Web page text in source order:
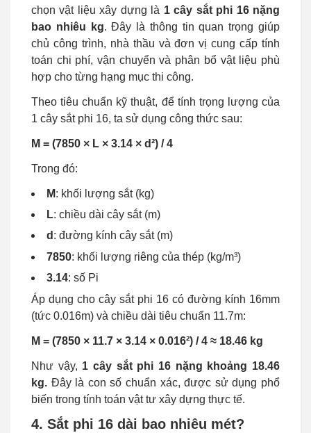
chọn vật liệu xây dựng là 1 cây sắt phi 16 nặng
bao nhiêu kg. Đây là thông tin quan trọng giúp
chủ công trình, nhà thầu và đơn vị cung cấp tính
toán chi phí, vận chuyển và phân bổ vật liệu phù
hợp cho từng hạng mục thi công.
Theo tiêu chuẩn kỹ thuật, để tính trọng lượng của
1 cây sắt phi 16, ta sử dụng công thức sau:
M = (7850 × L × 3.14 × d²) / 4
Trong đó:
M: khối lượng sắt (kg)
L: chiều dài cây sắt (m)
d : đường kính cây sắt (m)
7850: khối lượng riêng của thép (kg/m³)
3.14: số Pi
Áp dụng cho cây sắt phi 16 có đường kính 16mm
(tức 0.016m) và chiều dài tiêu chuẩn 11.7m:
M = (7850 × 11.7 × 3.14 × 0.016²) / 4 ≈ 18.46 kg
Như vậy, 1 cây sắt phi 16 nặng khoảng 18.46
kg. Đây là con số chuẩn xác, được sử dụng phổ
biến trong tính toán vật tư xây dựng thực tế.
4. Sắt phi 16 dài bao nhiêu mét?